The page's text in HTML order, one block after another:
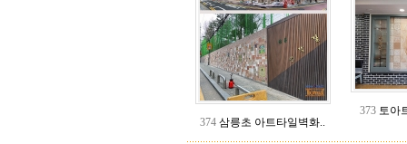
374 삼릉초 아트타일벽화..
373 토아